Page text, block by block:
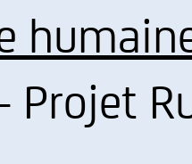
Projet